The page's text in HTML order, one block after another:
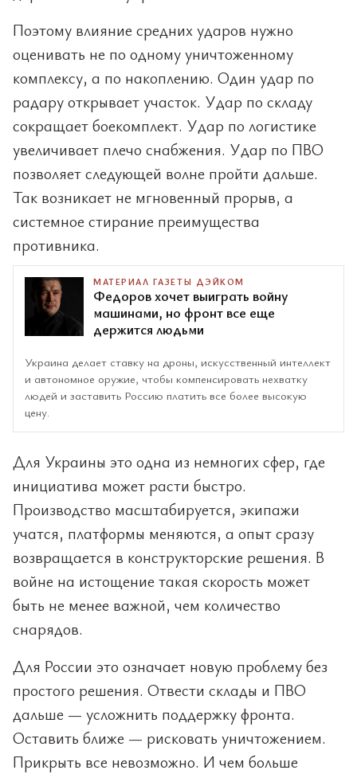
Поэтому влияние средних ударов нужно
оценивать не по одному уничтоженному
комплексу, а по накоплению. Один удар по
радару открывает участок. Удар по складу
сокращает боекомплект. Удар по логистике
увеличивает плечо снабжения. Удар по ПВО
позволяет следующей волне пройти дальше.
Так возникает не мгновенный прорыв, а
системное стирание преимущества
противника.
МАТЕРИАЛ ГАЗЕТЫ ДЭЙКОМ
Федоров хочет выиграть войну
машинами, но фронт все еще
держится людьми
Украина делает ставку на дроны, искусственный интеллект
и автономное оружие, чтобы компенсировать нехватку
людей и заставить Россию платить все более высокую
цену.
Для Украины это одна из немногих сфер, где
инициатива может расти быстро.
Производство масштабируется, экипажи
учатся, платформы меняются, а опыт сразу
возвращается в конструкторские решения. В
войне на истощение такая скорость может
быть не менее важной, чем количество
снарядов.
Для России это означает новую проблему без
простого решения. Отвести склады и ПВО
дальше — усложнить поддержку фронта.
Оставить ближе — рисковать уничтожением.
Прикрыть все невозможно. И чем больше